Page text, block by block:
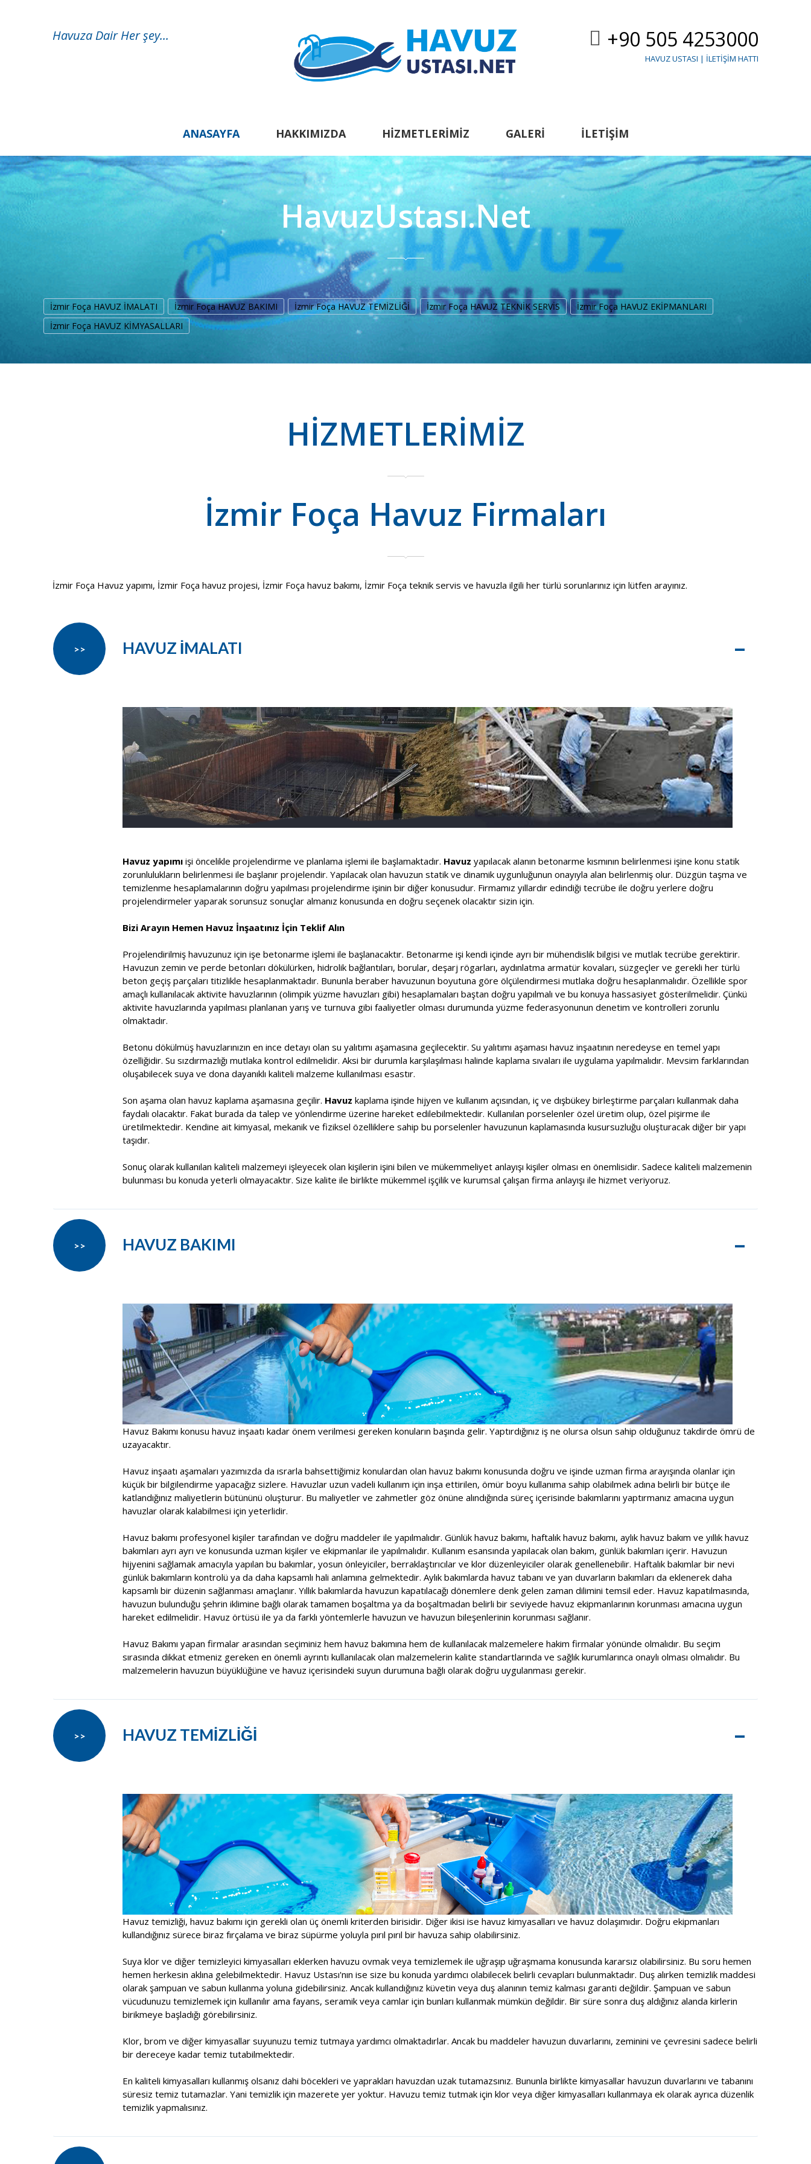
+90 505 4253000
HAVUZ USTASI | İLETIŞIM HATTI
Havuza Dair Her şey...
ANASAYFA HAKKIMIZDA HIZMETLERIMIZ GALERI İLETIŞIM
HavuzUstası.Net
İzmir Foça HAVUZ İMALATI İzmir Foça HAVUZ BAKIMI İzmir Foça HAVUZ TEMİZLİĞİ İzmir Foça HAVUZ TEKNİK SERVİS
İzmir Foça HAVUZ EKİPMANLARI
İzmir Foça HAVUZ KİMYASALLARI
HİZMETLERİMİZ
İzmir Foça Havuz Firmaları
İzmir Foça Havuz yapımı, İzmir Foça havuz projesi, İzmir Foça havuz bakımı, İzmir Foça teknik servis ve havuzla ilgili her türlü sorunlarınız için lütfen arayınız.
HAVUZ İMALATI –
>>
Havuz yapımı işi öncelikle projelendirme ve planlama işlemi ile başlamaktadır. Havuz yapılacak alanın betonarme kısmının belirlenmesi işine konu statik
zorunlulukların belirlenmesi ile başlanır projelendir. Yapılacak olan havuzun statik ve dinamik uygunluğunun onayıyla alan belirlenmiş olur. Düzgün taşma ve
temizlenme hesaplamalarının doğru yapılması projelendirme işinin bir diğer konusudur. Firmamız yıllardır edindiği tecrübe ile doğru yerlere doğru
projelendirmeler yaparak sorunsuz sonuçlar almanız konusunda en doğru seçenek olacaktır sizin için.
Bizi Arayın Hemen Havuz İnşaatınız İçin Teklif Alın
Projelendirilmiş havuzunuz için işe betonarme işlemi ile başlanacaktır. Betonarme işi kendi içinde ayrı bir mühendislik bilgisi ve mutlak tecrübe gerektirir.
Havuzun zemin ve perde betonları dökülürken, hidrolik bağlantıları, borular, deşarj rögarları, aydınlatma armatür kovaları, süzgeçler ve gerekli her türlü
beton geçiş parçaları titizlikle hesaplanmaktadır. Bununla beraber havuzunun boyutuna göre ölçülendirmesi mutlaka doğru hesaplanmalıdır. Özellikle spor
amaçlı kullanılacak aktivite havuzlarının (olimpik yüzme havuzları gibi) hesaplamaları baştan doğru yapılmalı ve bu konuya hassasiyet gösterilmelidir. Çünkü
aktivite havuzlarında yapılması planlanan yarış ve turnuva gibi faaliyetler olması durumunda yüzme federasyonunun denetim ve kontrolleri zorunlu
olmaktadır.
Betonu dökülmüş havuzlarınızın en ince detayı olan su yalıtımı aşamasına geçilecektir. Su yalıtımı aşaması havuz inşaatının neredeyse en temel yapı
özelliğidir. Su sızdırmazlığı mutlaka kontrol edilmelidir. Aksi bir durumla karşılaşılması halinde kaplama sıvaları ile uygulama yapılmalıdır. Mevsim farklarından
oluşabilecek suya ve dona dayanıklı kaliteli malzeme kullanılması esastır.
Son aşama olan havuz kaplama aşamasına geçilir. Havuz kaplama işinde hijyen ve kullanım açısından, iç ve dışbükey birleştirme parçaları kullanmak daha
faydalı olacaktır. Fakat burada da talep ve yönlendirme üzerine hareket edilebilmektedir. Kullanılan porselenler özel üretim olup, özel pişirme ile
üretilmektedir. Kendine ait kimyasal, mekanik ve fiziksel özelliklere sahip bu porselenler havuzunun kaplamasında kusursuzluğu oluşturacak diğer bir yapı
taşıdır.
Sonuç olarak kullanılan kaliteli malzemeyi işleyecek olan kişilerin işini bilen ve mükemmeliyet anlayışı kişiler olması en önemlisidir. Sadece kaliteli malzemenin
bulunması bu konuda yeterli olmayacaktır. Size kalite ile birlikte mükemmel işçilik ve kurumsal çalışan firma anlayışı ile hizmet veriyoruz.
HAVUZ BAKIMI –
>>
Havuz Bakımı konusu havuz inşaatı kadar önem verilmesi gereken konuların başında gelir. Yaptırdığınız iş ne olursa olsun sahip olduğunuz takdirde ömrü de
uzayacaktır.
Havuz inşaatı aşamaları yazımızda da ısrarla bahsettiğimiz konulardan olan havuz bakımı konusunda doğru ve işinde uzman firma arayışında olanlar için
küçük bir bilgilendirme yapacağız sizlere. Havuzlar uzun vadeli kullanım için inşa ettirilen, ömür boyu kullanıma sahip olabilmek adına belirli bir bütçe ile
katlandığınız maliyetlerin bütününü oluşturur. Bu maliyetler ve zahmetler göz önüne alındığında süreç içerisinde bakımlarını yaptırmanız amacına uygun
havuzlar olarak kalabilmesi için yeterlidir.
Havuz bakımı profesyonel kişiler tarafından ve doğru maddeler ile yapılmalıdır. Günlük havuz bakımı, haftalık havuz bakımı, aylık havuz bakım ve yıllık havuz
bakımları ayrı ayrı ve konusunda uzman kişiler ve ekipmanlar ile yapılmalıdır. Kullanım esansında yapılacak olan bakım, günlük bakımları içerir. Havuzun
hijyenini sağlamak amacıyla yapılan bu bakımlar, yosun önleyiciler, berraklaştırıcılar ve klor düzenleyiciler olarak genellenebilir. Haftalık bakımlar bir nevi
günlük bakımların kontrolü ya da daha kapsamlı hali anlamına gelmektedir. Aylık bakımlarda havuz tabanı ve yan duvarların bakımları da eklenerek daha
kapsamlı bir düzenin sağlanması amaçlanır. Yıllık bakımlarda havuzun kapatılacağı dönemlere denk gelen zaman dilimini temsil eder. Havuz kapatılmasında,
havuzun bulunduğu şehrin iklimine bağlı olarak tamamen boşaltma ya da boşaltmadan belirli bir seviyede havuz ekipmanlarının korunması amacına uygun
hareket edilmelidir. Havuz örtüsü ile ya da farklı yöntemlerle havuzun ve havuzun bileşenlerinin korunması sağlanır.
Havuz Bakımı yapan firmalar arasından seçiminiz hem havuz bakımına hem de kullanılacak malzemelere hakim firmalar yönünde olmalıdır. Bu seçim
sırasında dikkat etmeniz gereken en önemli ayrıntı kullanılacak olan malzemelerin kalite standartlarında ve sağlık kurumlarınca onaylı olması olmalıdır. Bu
malzemelerin havuzun büyüklüğüne ve havuz içerisindeki suyun durumuna bağlı olarak doğru uygulanması gerekir.
HAVUZ TEMİZLİĞİ –
>>
Havuz temizliği, havuz bakımı için gerekli olan üç önemli kriterden birisidir. Diğer ikisi ise havuz kimyasalları ve havuz dolaşımıdır. Doğru ekipmanları
kullandığınız sürece biraz fırçalama ve biraz süpürme yoluyla pırıl pırıl bir havuza sahip olabilirsiniz.
Suya klor ve diğer temizleyici kimyasalları eklerken havuzu ovmak veya temizlemek ile uğraşıp uğraşmama konusunda kararsız olabilirsiniz. Bu soru hemen
hemen herkesin aklına gelebilmektedir. Havuz Ustası'nın ise size bu konuda yardımcı olabilecek belirli cevapları bulunmaktadır. Duş alırken temizlik maddesi
olarak şampuan ve sabun kullanma yoluna gidebilirsiniz. Ancak kullandığınız küvetin veya duş alanının temiz kalması garanti değildir. Şampuan ve sabun
vücudunuzu temizlemek için kullanılır ama fayans, seramik veya camlar için bunları kullanmak mümkün değildir. Bir süre sonra duş aldığınız alanda kirlerin
birikmeye başladığı görebilirsiniz.
Klor, brom ve diğer kimyasallar suyunuzu temiz tutmaya yardımcı olmaktadırlar. Ancak bu maddeler havuzun duvarlarını, zeminini ve çevresini sadece belirli
bir dereceye kadar temiz tutabilmektedir.
En kaliteli kimyasalları kullanmış olsanız dahi böcekleri ve yaprakları havuzdan uzak tutamazsınız. Bununla birlikte kimyasallar havuzun duvarlarını ve tabanını
süresiz temiz tutamazlar. Yani temizlik için mazerete yer yoktur. Havuzu temiz tutmak için klor veya diğer kimyasalları kullanmaya ek olarak ayrıca düzenlik
temizlik yapmalısınız.